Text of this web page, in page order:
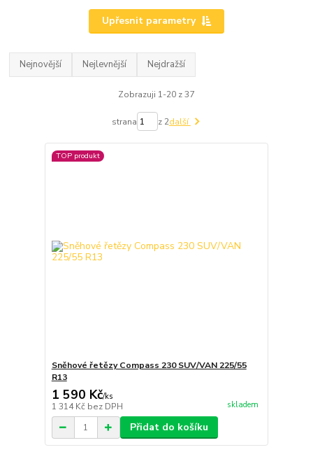
Upřesnit parametry
Nejnovější Nejlevnější Nejdražší
Zobrazuji 1-20 z 37
strana z 2další
TOP produkt
Sněhové řetězy Compass 230 SUV/VAN 225/55
R13
1 590 Kč/ks
1 314 Kč bez DPH skladem
Přidat do košíku